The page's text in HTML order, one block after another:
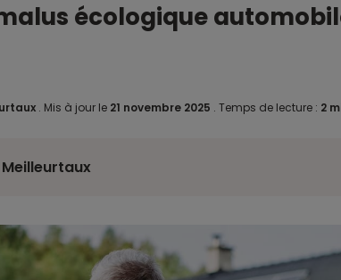
écologique
. Mis à jour le 21 novembre 2025 . Temps de lecture : 2